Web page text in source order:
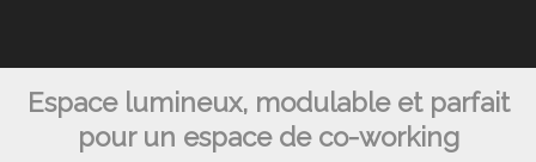
Espace lumineux, modulable et parfait
pour un espace de co-working